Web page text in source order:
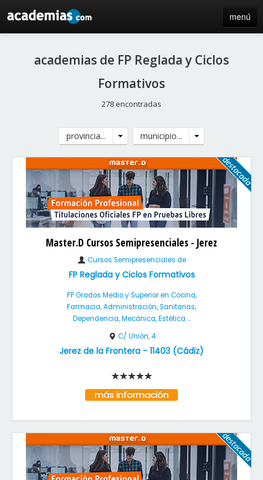
menú
blogacademias de FP Reglada y Ciclos
Formativos
278 encontradas
provincia... municipio...
Master.D Cursos Semipresenciales - Jerez
Cursos Semipresenciales de
FP Reglada y Ciclos Formativos
FP Grados Medio y Superior en Cocina,
Farmacia, Administración, Sanitarias,
Dependencia, Mecánica, Estética ...
C/ Unión, 4
Jerez de la Frontera - 11403 (Cádiz)
más información